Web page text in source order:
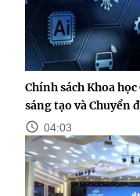
Chính sách Khoa
sáng tạo và Chuyển
04:03